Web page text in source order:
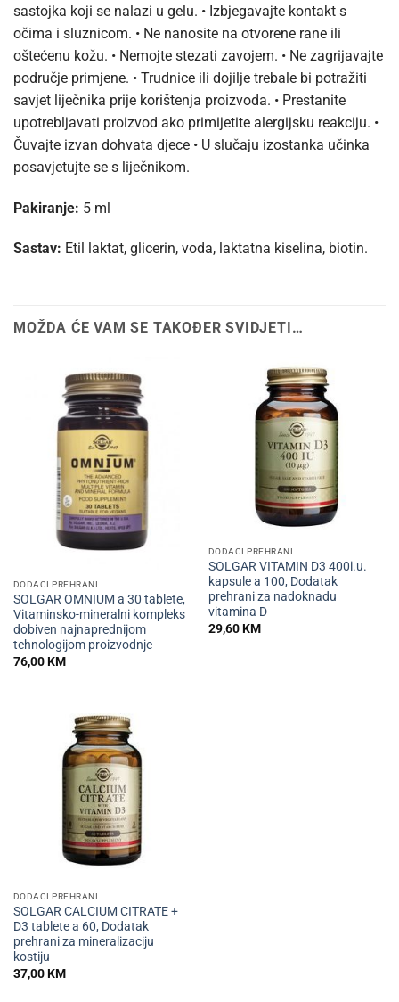
sastojka koji se nalazi u gelu. • Izbjegavajte kontakt s
očima i sluznicom. • Ne nanosite na otvorene rane ili
oštećenu kožu. • Nemojte stezati zavojem. • Ne zagrijavajte
područje primjene. • Trudnice ili dojilje trebale bi potražiti
savjet liječnika prije korištenja proizvoda. • Prestanite
upotrebljavati proizvod ako primijetite alergijsku reakciju. •
Čuvajte izvan dohvata djece • U slučaju izostanka učinka
posavjetujte se s liječnikom.
Pakiranje: 5 ml
Sastav: Etil laktat, glicerin, voda, laktatna kiselina, biotin.
MOŽDA ĆE VAM SE TAKOĐER SVIDJETI…
DODACI PREHRANI
SOLGAR OMNIUM a 30 tablete,
Vitaminsko-mineralni kompleks
dobiven najnaprednijom
tehnologijom proizvodnje
76,00KM
DODACI PREHRANI
SOLGAR VITAMIN D3 400i.u.
kapsule a 100, Dodatak
prehrani za nadoknadu
vitamina D
29,60KM
DODACI PREHRANI
SOLGAR CALCIUM CITRATE +
D3 tablete a 60, Dodatak
prehrani za mineralizaciju
kostiju
37,00KM